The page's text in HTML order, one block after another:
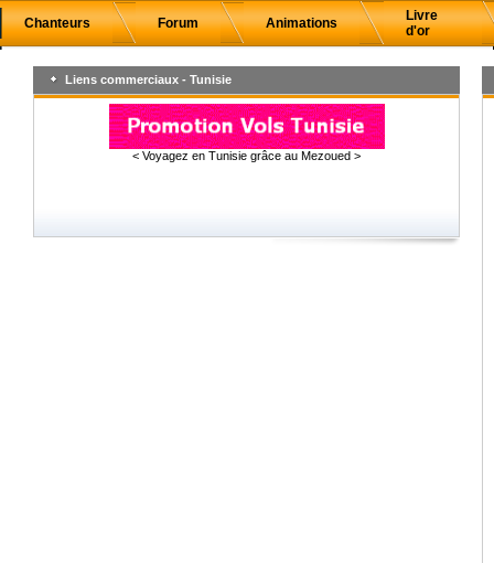
Chanteurs Forum Animations
Livre
d'or
Liens commerciaux - Tunisie
< Voyagez en Tunisie grâce au Mezoued >